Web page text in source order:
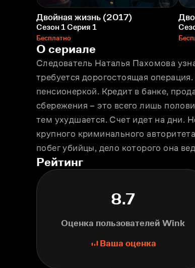
Двойная жизнь (2017)
Сезон 1 Серия 1
Бесплатно
О сериале
Следователь Наталья Пахомова
требуется дорогостоящая
пенсионеркой. Кредит в банке,
сбережения – это всего лишь
тем ухудшается. Счет идет на дни.
крупного криминального
побег убийцы, дело которого она
Рейтинг
8.7
Оценка пользователей Wink
Ваша оценка